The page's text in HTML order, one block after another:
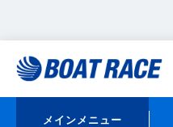
メインメニュー